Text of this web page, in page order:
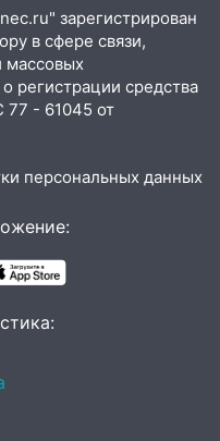
в
фирмы
налогов на 48
сбил
ожидается
и каждый
с
зарегистрирован
в сфере связи,
массовых
регистрации средства
- 61045 от
персональных данных